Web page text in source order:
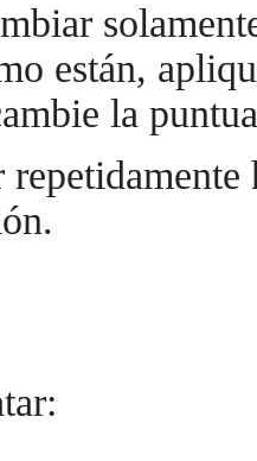
están,
la
repetidamente